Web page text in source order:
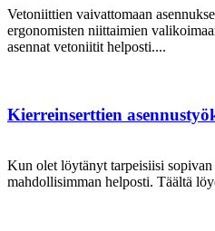
Vetoniittien vaivattomaan
ergonomisten niittaimien
asennat vetoniitit helposti....
Kierreinserttien
Kun olet löytänyt tarpeisiisi
mahdollisimman helposti. Täältä